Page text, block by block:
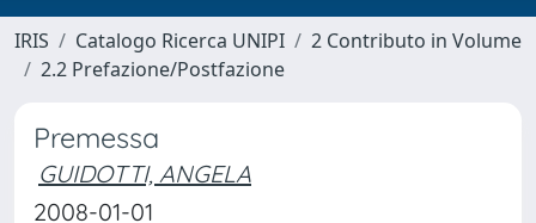
IRIS Catalogo Ricerca UNIPI
2 Contributo in Volume
2.2 Prefazione/Postfazione
Premessa
GUIDOTTI, ANGELA
2008-01-01